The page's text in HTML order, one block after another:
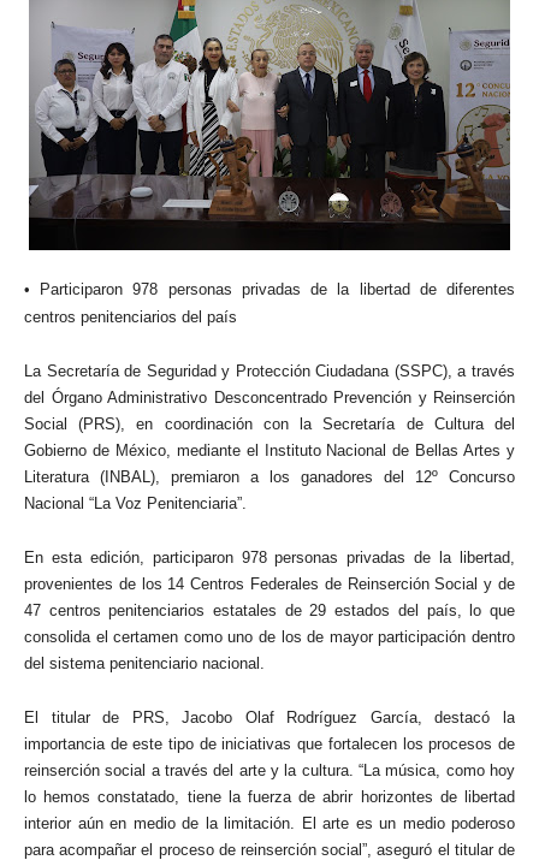
• Participaron 978 personas privadas de la libertad de diferentes
centros penitenciarios del país
La Secretaría de Seguridad y Protección Ciudadana (SSPC), a través
del Órgano Administrativo Desconcentrado Prevención y Reinserción
Social (PRS), en coordinación con la Secretaría de Cultura del
Gobierno de México, mediante el Instituto Nacional de Bellas Artes y
Literatura (INBAL), premiaron a los ganadores del 12º Concurso
Nacional “La Voz Penitenciaria”.
En esta edición, participaron 978 personas privadas de la libertad,
provenientes de los 14 Centros Federales de Reinserción Social y de
47 centros penitenciarios estatales de 29 estados del país, lo que
consolida el certamen como uno de los de mayor participación dentro
del sistema penitenciario nacional.
El titular de PRS, Jacobo Olaf Rodríguez García, destacó la
importancia de este tipo de iniciativas que fortalecen los procesos de
reinserción social a través del arte y la cultura. “La música, como hoy
lo hemos constatado, tiene la fuerza de abrir horizontes de libertad
interior aún en medio de la limitación. El arte es un medio poderoso
para acompañar el proceso de reinserción social”, aseguró el titular de